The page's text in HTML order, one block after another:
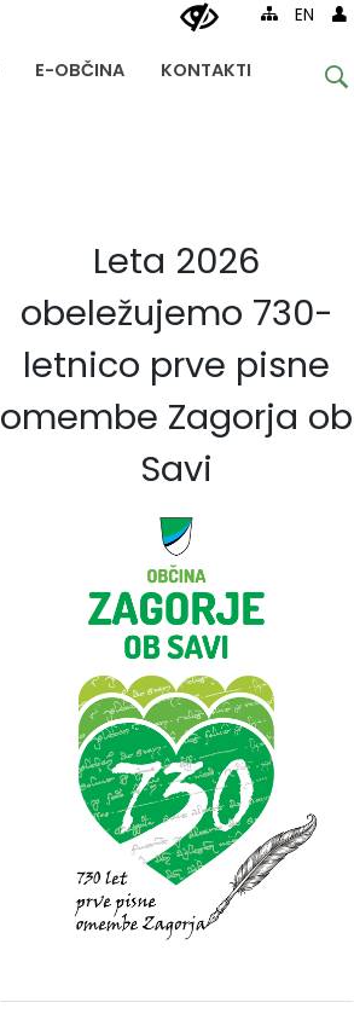
EN
E-OBČINA KONTAKTI
Leta 2026
obeležujemo 730-
letnico prve pisne
omembe Zagorja ob
Savi